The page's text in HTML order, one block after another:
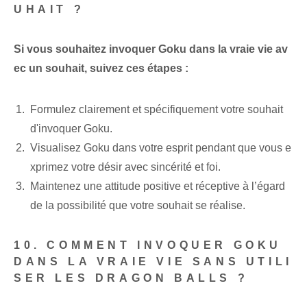
UHAIT ?
Si vous souhaitez invoquer Goku dans la vraie vie av
ec un souhait, suivez ces étapes :
Formulez clairement et spécifiquement votre souhait
d'invoquer Goku.
Visualisez Goku dans votre esprit pendant que vous e
xprimez votre désir avec sincérité et foi.
Maintenez une attitude positive et réceptive à l’égard
de la possibilité que votre souhait se réalise.
10. COMMENT INVOQUER GOKU
DANS LA VRAIE VIE SANS UTILI
SER LES DRAGON BALLS ?